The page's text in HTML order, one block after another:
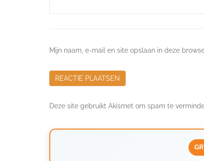
Mijn naam, e-mail en site opslaan in deze
Deze site gebruikt Akismet om spam te